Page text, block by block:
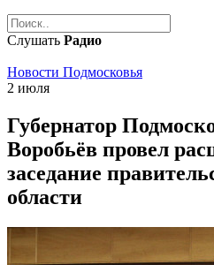
Слушать Радио
Новости Подмосковья
2 июля
Губернатор
Воробьёв провел
заседание
области